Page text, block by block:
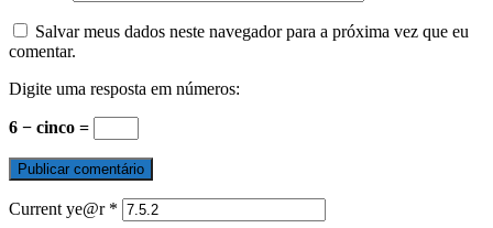
Salvar meus dados neste navegador para a próxima vez que eu
comentar.
Digite uma resposta em números:
6 − cinco =
Current ye@r *